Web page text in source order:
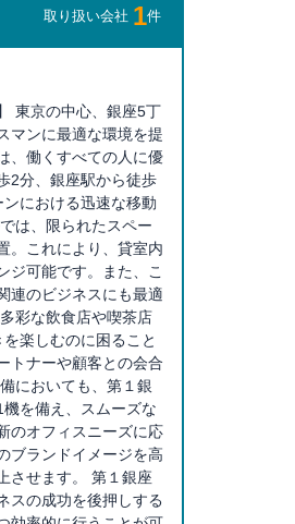
取り扱い会社 1件
東京の中心、銀座5丁
マンに最適な環境を提
、働くすべての人に優
2分、銀座駅から徒歩
における迅速な移動
は、限られたスペー
。これにより、貸室内
ジ可能です。また、こ
連のビジネスにも最適
彩な飲食店や喫茶店
楽しむのに困ること
トナーや顧客との会合
においても、第１銀
を備え、スムーズな
のオフィスニーズに応
ブランドイメージを高
させます。 第１銀座
スの成功を後押しする